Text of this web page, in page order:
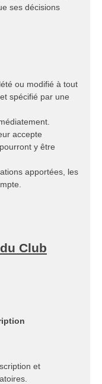
ses décisions
ou modifié à tout
spécifié par une
accepte
y être
apportées, les
Club
et